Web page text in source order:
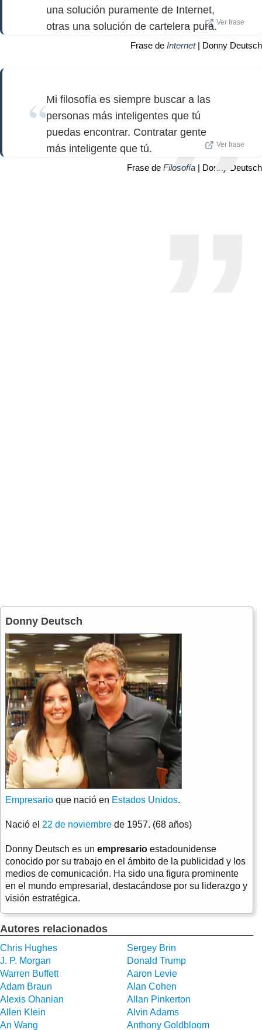
una solución puramente de Internet,
otras una solución de cartelera pura.Ver frase
Frase de Internet| Donny Deutsch
Mi filosofía es siempre buscar a las
personas más inteligentes que tú
puedas encontrar. Contratar gente
más inteligente que tú.
Ver frase
Frase de Filosofía | Donny Deutsch
Donny Deutsch
Empresario que nació en Estados Unidos.
Nació el 22 de noviembre de 1957. (68 años)
Donny Deutsch es un empresario estadounidense
conocido por su trabajo en el ámbito de la publicidad y los
medios de comunicación. Ha sido una figura prominente
en el mundo empresarial, destacándose por su liderazgo y
visión estratégica.
Autores relacionados
Chris Hughes
Sergey Brin
J. P. Morgan
Donald Trump
Warren Buffett
Aaron Levie
Adam Braun
Alan Cohen
Alexis Ohanian
Allan Pinkerton
Allen Klein
Alvin Adams
An Wang
Anthony Goldbloom